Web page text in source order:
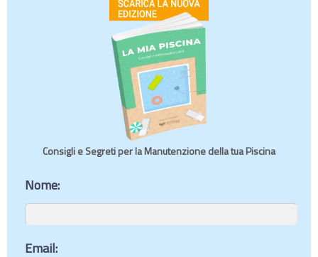
Consigli e Segreti per la Manutenzione della tua Piscina
Nome:
Email: